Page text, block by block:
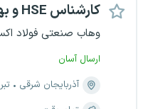
کارشناس HSE و بهداشت ایمنی
وهاب صنعتی فولاد
ارسال آسان
آذربایجان شرقی